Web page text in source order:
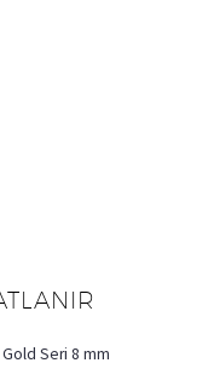
Seri 8 mm